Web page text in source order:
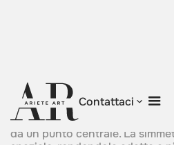
Contattaci
Radiant Circle
Strutturata attorno a una
composizione esprime unità,
da un punto centrale. La